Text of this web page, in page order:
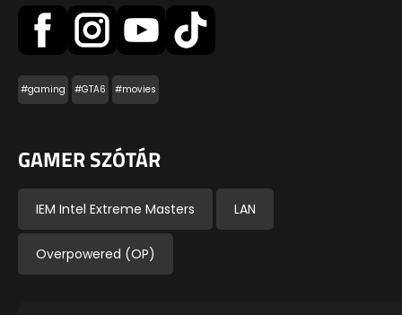
#gaming #GTA6 #movies
GAMER SZÓTÁR
IEM Intel Extreme Masters LAN
Overpowered (OP)